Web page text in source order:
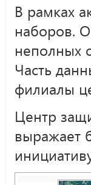
В рамках
наборов.
неполных
Часть
филиалы
Центр
выражает